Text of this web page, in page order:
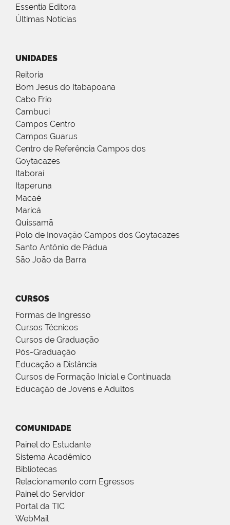
Essentia Editora
Últimas Notícias
UNIDADES
Reitoria
Bom Jesus do Itabapoana
Cabo Frio
Cambuci
Campos Centro
Campos Guarus
Centro de Referência Campos dos
Goytacazes
Itaboraí
Itaperuna
Macaé
Maricá
Quissamã
Polo de Inovação Campos dos Goytacazes
Santo Antônio de Pádua
São João da Barra
CURSOS
Formas de Ingresso
Cursos Técnicos
Cursos de Graduação
Pós-Graduação
Educação a Distância
Cursos de Formação Inicial e Continuada
Educação de Jovens e Adultos
COMUNIDADE
Painel do Estudante
Sistema Acadêmico
Bibliotecas
Relacionamento com Egressos
Painel do Servidor
Portal da TIC
WebMail